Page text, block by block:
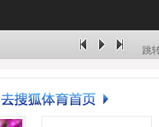
跳转